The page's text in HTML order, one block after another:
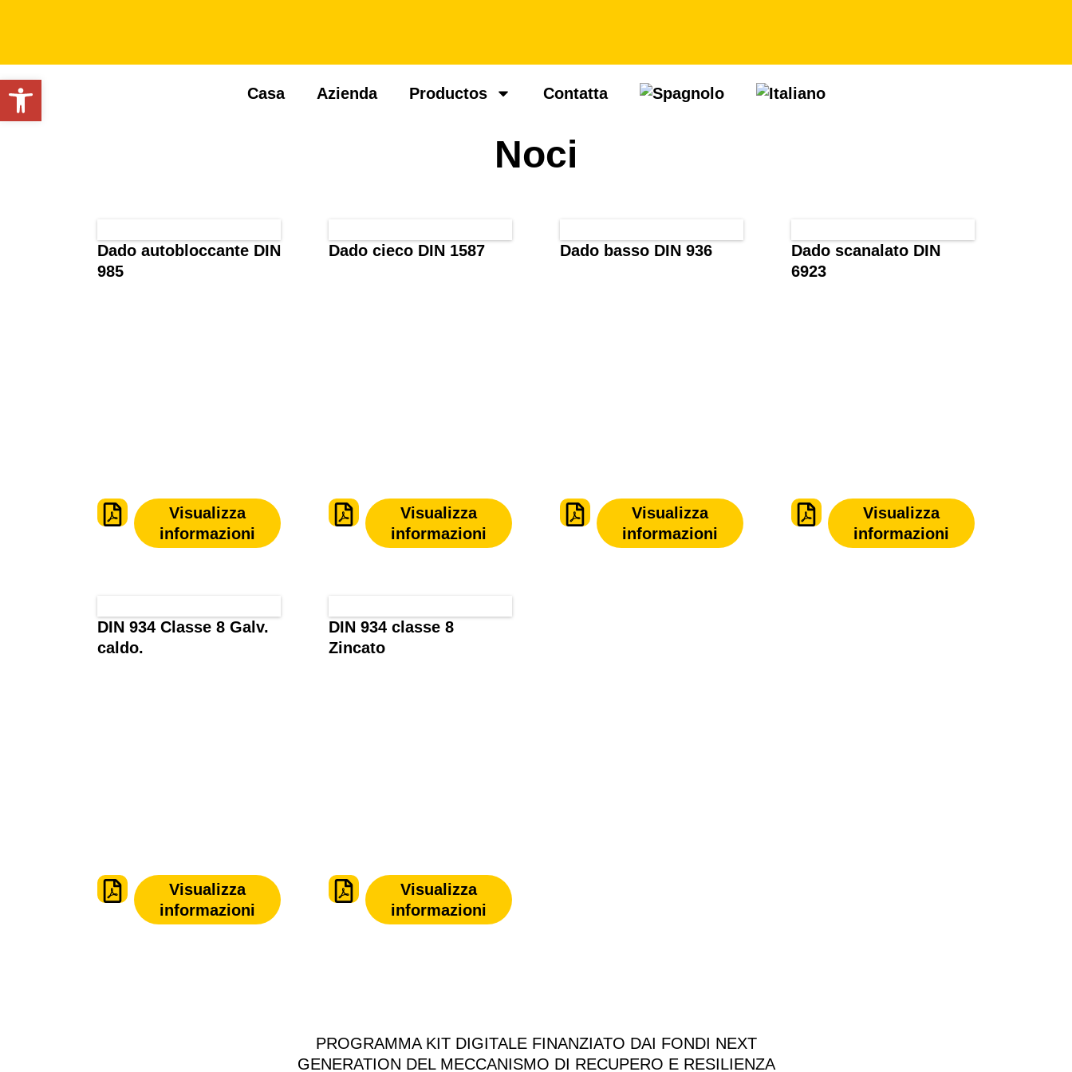
Apri la barra degli strumenti Casa Azienda Productos Contatta
Noci
Dado autobloccante DIN
985
Visualizza
informazioni
Dado cieco DIN 1587
Visualizza
informazioni
Dado basso DIN 936
Visualizza
informazioni
Dado scanalato DIN
6923
Visualizza
informazioni
DIN 934 Classe 8 Galv.
caldo.
Visualizza
informazioni
DIN 934 classe 8
Zincato
Visualizza
informazioni
PROGRAMMA KIT DIGITALE FINANZIATO DAI FONDI NEXT
GENERATION DEL MECCANISMO DI RECUPERO E RESILIENZA